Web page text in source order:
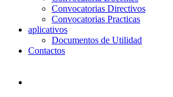
Convocatorias Directivos
Convocatorias Practicas
aplicativos
Documentos de Utilidad
Contactos